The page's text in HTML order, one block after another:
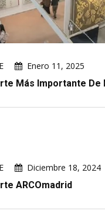
Enero 11, 2025
Más Importante De
Diciembre 18, 2024
ARCOmadrid